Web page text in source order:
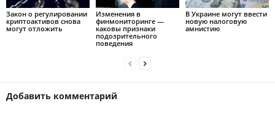
Закон о регулировании
криптоактивов снова
могут отложить
Изменения в
финмониторинге —
каковы признаки
подозрительного
поведения
В Украине могут ввести
новую налоговую
амнистию
Добавить комментарий